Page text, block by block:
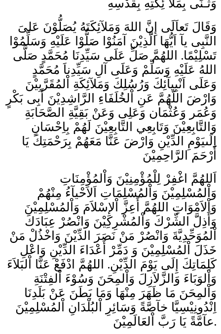
وَقَالَ تَعاَلَى إِنَّ اللهَ وَمَلآئِكَتَهُ يُصَلُّوْنَ عَلىَ
النَّبِى يآ اَيُّهَا الَّذِيْنَ آمَنُوْا صَلُّوْا عَلَيْهِ وَسَلِّمُوْا
تَسْلِيْمًا. اللهُمَّ صَلِّ عَلَى سَيِّدِنَا مُحَمَّدٍ صَلَّى
اللهُ عَلَيْهِ وَسَلِّمْ وَعَلَى آلِ سَيِّدِناَ مُحَمَّدٍ
وَعَلَى اَنْبِيآئِكَ وَرُسُلِكَ وَمَلآئِكَةِ اْلمُقَرَّبِيْنَ
وَارْضَ اللّهُمَّ عَنِ اْلخُلَفَاءِ الرَّاشِدِيْنَ أَبِى بَكْرٍ
وَعُمَر وَعُثْمَان وَعَلِى وَعَنْ بَقِيَّةِ الصَّحَابَةِ
وَالتَّابِعِيْنَ وَتَابِعِي التَّابِعِيْنَ لَهُمْ بِاِحْسَانٍ
اِلَىيَوْمِ الدِّيْنِ وَارْضَ عَنَّا مَعَهُمْ بِرَحْمَتِكَ يَا
أَرْحَمَ الرَّاحِمِيْنَ
اَللهُمَّ اغْفِرْ لِلْمُؤْمِنِيْنَ وَاْلمُؤْمِنَاتِ
وَاْلمُسْلِمِيْنَ وَاْلمُسْلِمَاتِ اَلاَحْيآءُ مِنْهُمْ
وَاْلاَمْوَاتِ اللهُمَّ أَعِزَّ اْلإِسْلاَمَ وَاْلمُسْلِمِيْنَ
وَأَذِلَّ الشِّرْكَ وَاْلمُشْرِكِيْنَ وَانْصُرْ عِبَادَكَ
اْلمُوَحِّدِيَّةَ وَانْصُرْ مَنْ نَصَرَ الدِّيْنَ وَاخْذُلْ مَنْ
خَذَلَ اْلمُسْلِمِيْنَ وَ دَمِّرْ أَعْدَاءَ الدِّيْنِ وَاعْلِ
كَلِمَاتِكَ إِلَى يَوْمَ الدِّيْنِ. اللهُمَّ ادْفَعْ عَنَّا اْلبَلاَءَ
وَاْلوَبَاءَ وَالزَّلاَزِلَ وَاْلمِحَنَ وَسُوْءَ اْلفِتْنَةِ
وَاْلمِحَنَ مَا ظَهَرَ مِنْهَا وَمَا بَطَنَ عَنْ بَلَدِنَا
اِنْدُونِيْسِيَّا خآصَّةً وَسَائِرِ اْلبُلْدَانِ اْلمُسْلِمِيْنَ
عآمَّةً يَا رَبَّ اْلعَالَمِيْنَ.